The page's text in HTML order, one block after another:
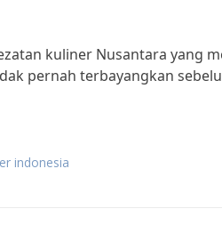
kuliner Nusantara yang
pernah terbayangkan
indonesia